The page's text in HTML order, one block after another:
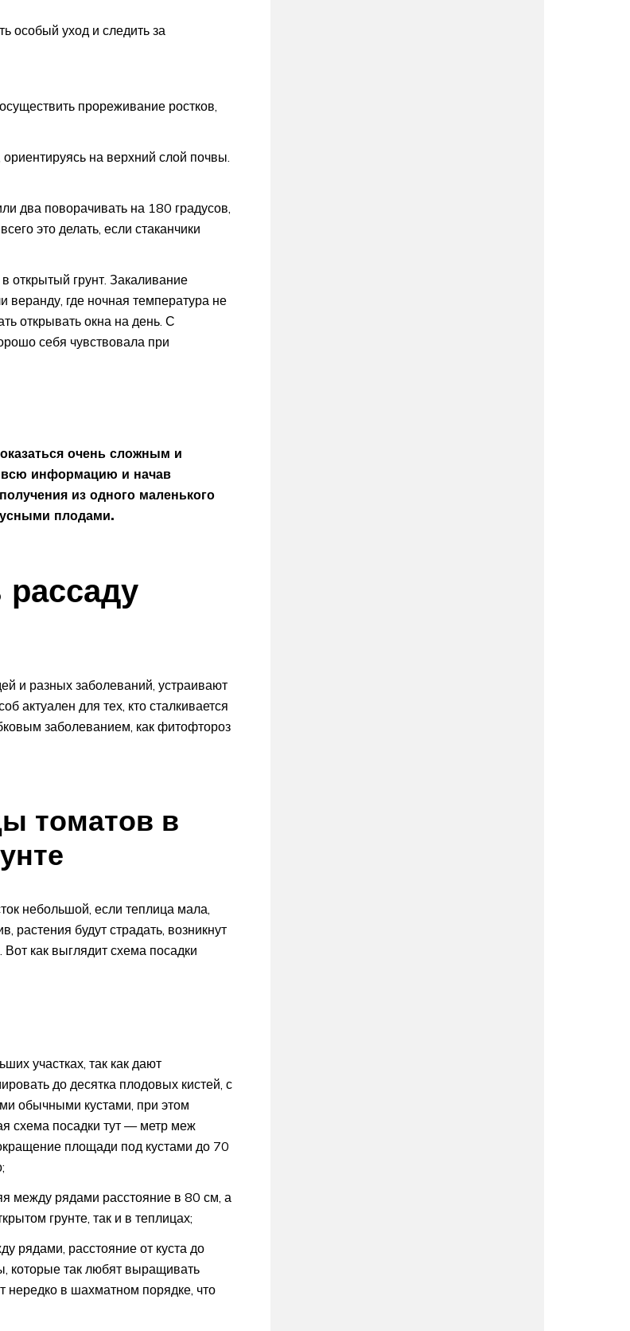
особый уход и следить за
прореживание ростков,
на верхний слой почвы.
два поворачивать на 180 градусов,
это делать, если стаканчики
открытый грунт. Закаливание
веранду, где ночная температура не
открывать окна на день. С
себя чувствовала при
очень сложным и
всю информацию и начав
из одного маленького
плодами.
и разных заболеваний, устраивают
актуален для тех, кто сталкивается
заболеванием, как фитофтороз
томатов в
небольшой, если теплица мала,
растения будут страдать, возникнут
как выглядит схема посадки
участках, так как дают
до десятка плодовых кистей, с
обычными кустами, при этом
схема посадки тут — метр меж
площади под кустами до 70
между рядами расстояние в 80 см, а
грунте, так и в теплицах;
рядами, расстояние от куста до
которые так любят выращивать
нередко в шахматном порядке, что